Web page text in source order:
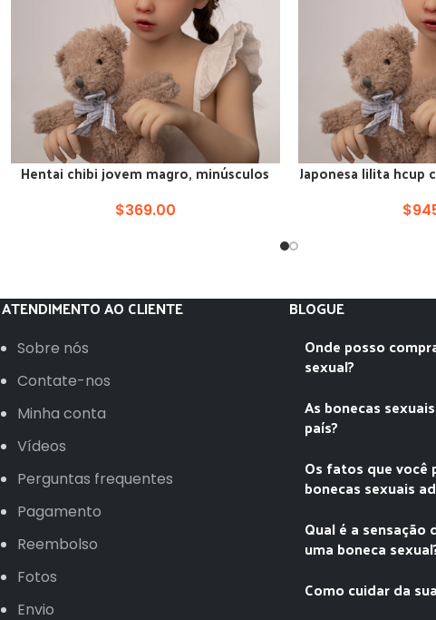
ADICIONAR AO CARRINHO
Hentai chibi jovem magro, minúsculos
$369.00
ADICIONAR AO
Japonesa lilita hcup
$
ATENDIMENTO AO CLIENTE
Sobre nós
Contate-nos
Minha conta
Vídeos
Perguntas frequentes
Pagamento
Reembolso
Fotos
Envio
BLOGUE
Onde posso
sexual?
As bonecas
país?
Os fatos que você
bonecas sexuais
Qual é a
uma boneca
Como cuidar da